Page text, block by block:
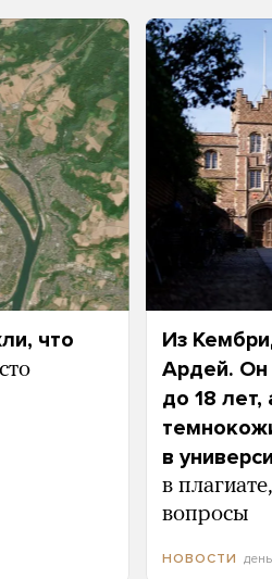
что
Из
Ардей. Он
до 18
в
в
вопросы
НОВОСТИ